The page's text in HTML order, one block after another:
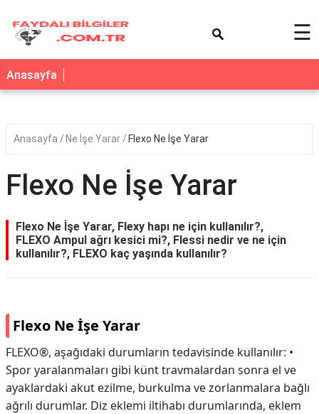
☰
Anasayfa
Anasayfa Ne İşe Yarar Flexo Ne İşe Yarar
Flexo Ne İşe Yarar
Flexo Ne İşe Yarar, Flexy hapı ne için kullanılır?,
FLEXO Ampul ağrı kesici mi?, Flessi nedir ve ne için
kullanılır?, FLEXO kaç yaşında kullanılır?
Flexo Ne İşe Yarar
FLEXO®, aşağıdaki durumların tedavisinde kullanılır: •
Spor yaralanmaları gibi künt travmalardan sonra el ve
ayaklardaki akut ezilme, burkulma ve zorlanmalara bağlı
ağrılı durumlar. Diz eklemi iltihabı durumlarında, eklem